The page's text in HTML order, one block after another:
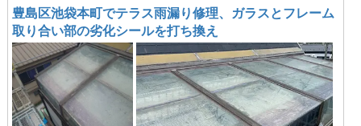
豊島区池袋本町でテラス雨漏り修理、ガラスとフレーム
取り合い部の劣化シールを打ち換え